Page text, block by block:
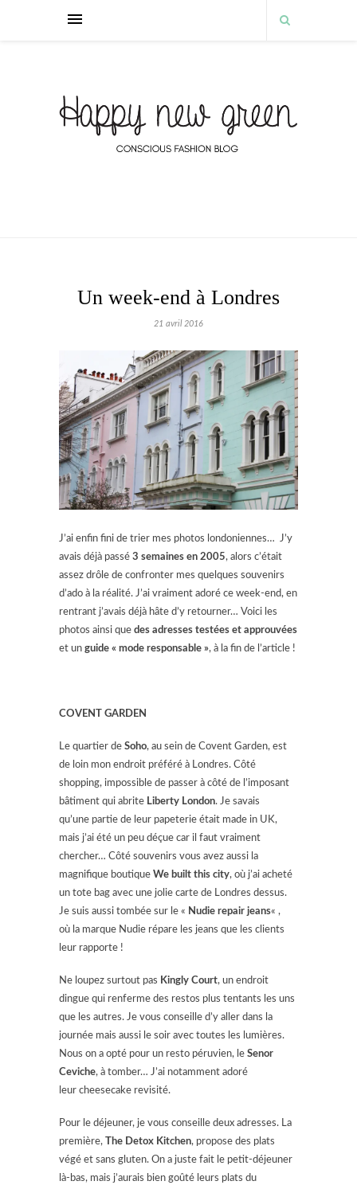
Un week-end à Londres
21 avril 2016
J’ai enfin fini de trier mes photos londoniennes… J’y
avais déjà passé 3 semaines en 2005, alors c’était
assez drôle de confronter mes quelques souvenirs
d’ado à la réalité. J’ai vraiment adoré ce week-end, en
rentrant j’avais déjà hâte d’y retourner… Voici les
photos ainsi que des adresses testées et approuvées
et un guide « mode responsable », à la fin de l’article !
COVENT GARDEN
Le quartier de Soho, au sein de Covent Garden, est
de loin mon endroit préféré à Londres. Côté
shopping, impossible de passer à côté de l’imposant
bâtiment qui abrite Liberty London. Je savais
qu’une partie de leur papeterie était made in UK,
mais j’ai été un peu déçue car il faut vraiment
chercher… Côté souvenirs vous avez aussi la
magnifique boutique We built this city, où j’ai acheté
un tote bag avec une jolie carte de Londres dessus.
Je suis aussi tombée sur le « Nudie repair jeans« ,
où la marque Nudie répare les jeans que les clients
leur rapporte !
Ne loupez surtout pas Kingly Court, un endroit
dingue qui renferme des restos plus tentants les uns
que les autres. Je vous conseille d’y aller dans la
journée mais aussi le soir avec toutes les lumières.
Nous on a opté pour un resto péruvien, le Senor
Ceviche, à tomber… J’ai notamment adoré
leur cheesecake revisité.
Pour le déjeuner, je vous conseille deux adresses. La
première, The Detox Kitchen, propose des plats
végé et sans gluten. On a juste fait le petit-déjeuner
là-bas, mais j’aurais bien goûté leurs plats du